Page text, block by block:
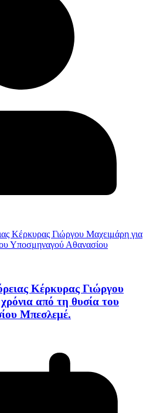
Κέρκυρας Γιώργου
από τη θυσία του
Μπεσλεμέ.